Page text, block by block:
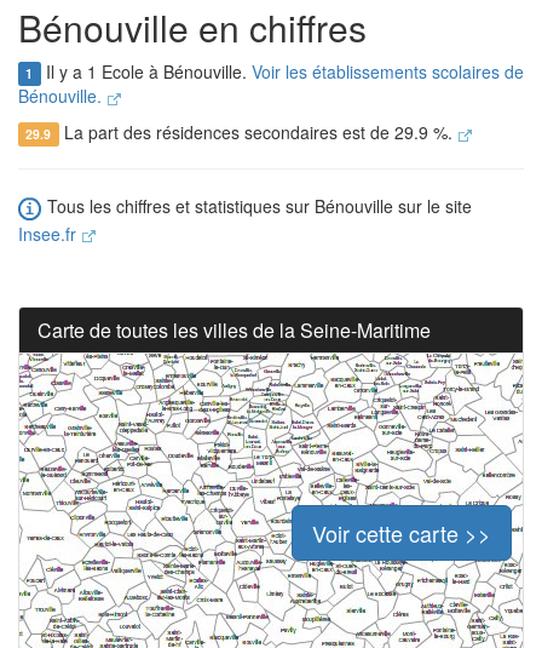
Bénouville en chiffres
1 Il y a 1 Ecole à Bénouville. Voir les établissements scolaires de
Bénouville.
29.9 La part des résidences secondaires est de 29.9 %.
Tous les chiffres et statistiques sur Bénouville sur le site
Insee.fr
Carte de toutes les villes de la Seine-Maritime
Voir cette carte >>